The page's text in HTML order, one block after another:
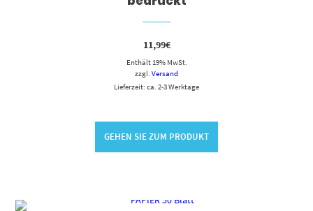
11,99€
Enthält 19% MwSt.
zzgl. Versand
Lieferzeit: ca. 2-3 Werktage
GEHEN SIE ZUM PRODUKT